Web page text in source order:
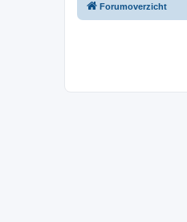
Forumoverzicht